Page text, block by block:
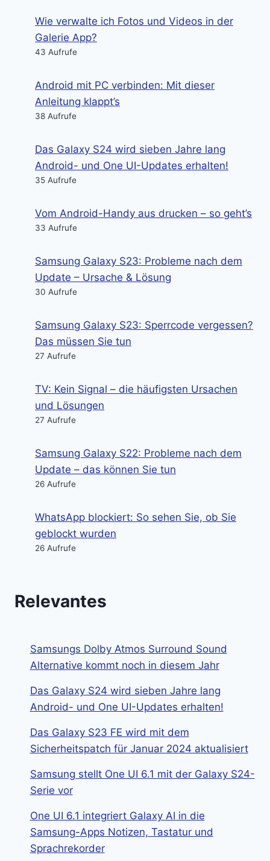
Wie verwalte ich Fotos und Videos in der
Galerie App?
43 Aufrufe
Android mit PC verbinden: Mit dieser
Anleitung klappt’s
38 Aufrufe
Das Galaxy S24 wird sieben Jahre lang
Android- und One UI-Updates erhalten!
35 Aufrufe
Vom Android-Handy aus drucken – so geht’s
33 Aufrufe
Samsung Galaxy S23: Probleme nach dem
Update – Ursache & Lösung
30 Aufrufe
Samsung Galaxy S23: Sperrcode vergessen?
Das müssen Sie tun
27 Aufrufe
TV: Kein Signal – die häufigsten Ursachen
und Lösungen
27 Aufrufe
Samsung Galaxy S22: Probleme nach dem
Update – das können Sie tun
26 Aufrufe
WhatsApp blockiert: So sehen Sie, ob Sie
geblockt wurden
26 Aufrufe
Relevantes
Samsungs Dolby Atmos Surround Sound
Alternative kommt noch in diesem Jahr
Das Galaxy S24 wird sieben Jahre lang
Android- und One UI-Updates erhalten!
Das Galaxy S23 FE wird mit dem
Sicherheitspatch für Januar 2024 aktualisiert
Samsung stellt One UI 6.1 mit der Galaxy S24-
Serie vor
One UI 6.1 integriert Galaxy AI in die
Samsung-Apps Notizen, Tastatur und
Sprachrekorder